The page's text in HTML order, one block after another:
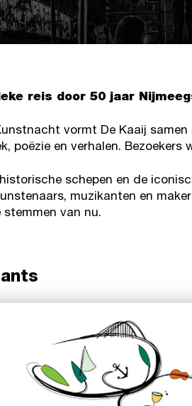
reis door 50 jaar
vormt De Kaaij
poëzie en verhalen.
schepen en de
muzikanten en
stemmen van nu.